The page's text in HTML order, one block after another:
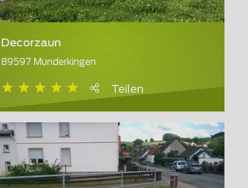
Decorzaun
89597 Munderkingen
Teilen